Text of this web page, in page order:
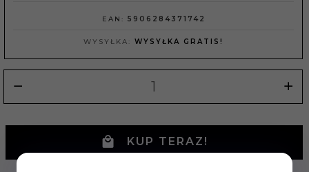
EAN: 5906284371742
WYSYŁKA: WYSYŁKA GRATIS!
KUP TERAZ!